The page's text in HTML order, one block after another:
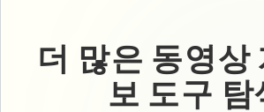
더 많은 동영상
보 도구 탐